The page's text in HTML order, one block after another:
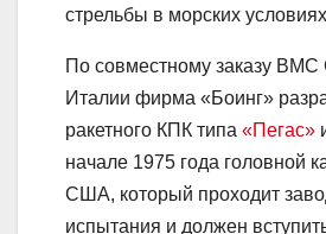
стрельбы в морских
По совместному заказу
Италии фирма «Боинг»
ракетного КПК типа «Пегас»
начале 1975 года головной
США, который проходит
испытания и должен